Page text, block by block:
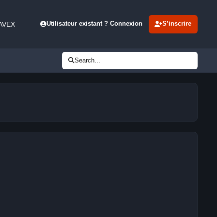
Utilisateur existant ? Connexion S’inscrire
Search...